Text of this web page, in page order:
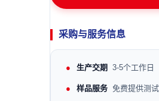
采购与服务信息
生产交期 3-5个工作日
样品服务 免费提供测